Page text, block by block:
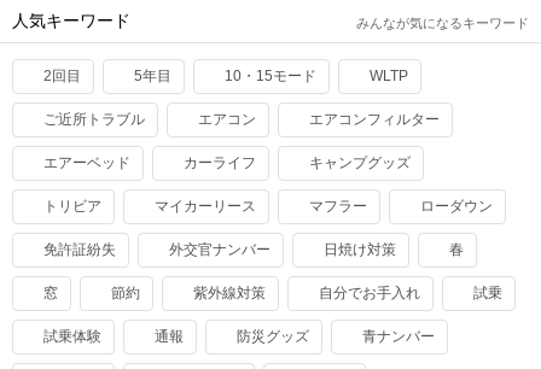
人気キーワード みんなが気になるキーワード
2回目 5年目 10・15モード WLTP
ご近所トラブル エアコン エアコンフィルター
エアーベッド カーライフ キャンプグッズ
トリビア マイカーリース マフラー ローダウン
免許証紛失 外交官ナンバー 日焼け対策 春
窓 節約 紫外線対策 自分でお手入れ 試乗
試乗体験 通報 防災グッズ 青ナンバー